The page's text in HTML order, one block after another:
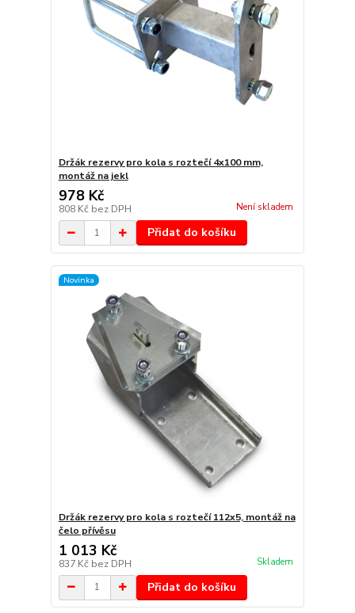
Držák rezervy pro kola s roztečí 4x100 mm,
montáž na jekl
978 Kč
808 Kč bez DPH Není skladem
Přidat do košíku
Novinka
Držák rezervy pro kola s roztečí 112x5, montáž na
čelo přívěsu
1 013 Kč
837 Kč bez DPH Skladem
Přidat do košíku